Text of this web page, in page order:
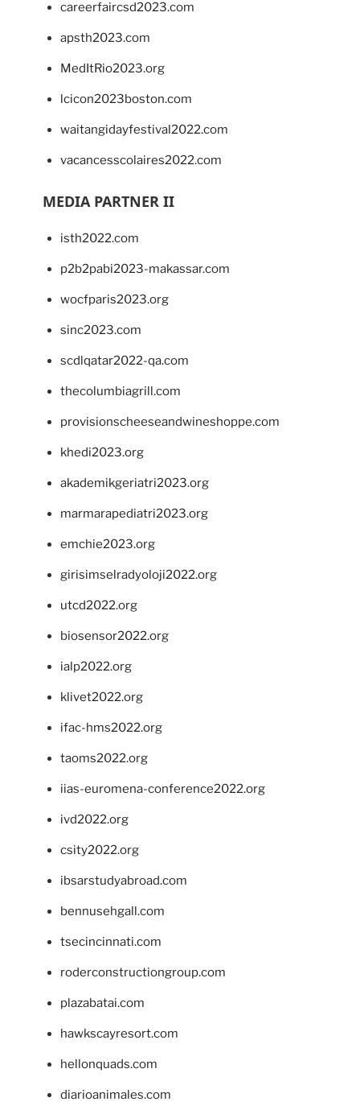
careerfaircsd2023.com
apsth2023.com
MedItRio2023.org
lcicon2023boston.com
waitangidayfestival2022.com
vacancesscolaires2022.com
MEDIA PARTNER II
isth2022.com
p2b2pabi2023-makassar.com
wocfparis2023.org
sinc2023.com
scdlqatar2022-qa.com
thecolumbiagrill.com
provisionscheeseandwineshoppe.com
khedi2023.org
akademikgeriatri2023.org
marmarapediatri2023.org
emchie2023.org
girisimselradyoloji2022.org
utcd2022.org
biosensor2022.org
ialp2022.org
klivet2022.org
ifac-hms2022.org
taoms2022.org
iias-euromena-conference2022.org
ivd2022.org
csity2022.org
ibsarstudyabroad.com
bennusehgall.com
tsecincinnati.com
roderconstructiongroup.com
plazabatai.com
hawkscayresort.com
hellonquads.com
diarioanimales.com